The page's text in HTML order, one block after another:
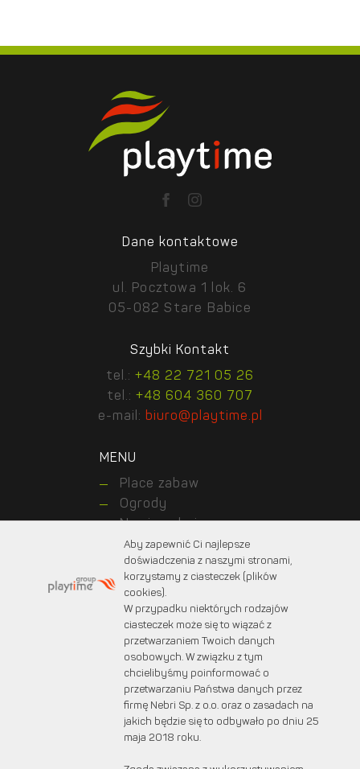
Dane kontaktowe
Playtime
ul. Pocztowa 1 lok. 6
05-082 Stare Babice
Szybki Kontakt
tel.: +48 22 721 05 26
tel.: +48 604 360 707
e-mail: biuro@playtime.pl
MENU
Place zabaw
Ogrody
Nawierzchnie
Realizations
Kontakt z nami
About us
For customers
For designers
© 2025 PLAYTIME. Wszystkie prawa zastrzeżone.
Projekt graficzny:
marcinprojekt.com
Created by:
Fabryka w chmurach
Aby zapewnić Ci najlepsze
doświadczenia z naszymi stronami,
korzystamy z ciasteczek (plików
cookies).
W przypadku niektórych rodzajów
ciasteczek może się to wiązać z
przetwarzaniem Twoich danych
osobowych. W związku z tym
chcielibyśmy poinformować o
przetwarzaniu Państwa danych przez
firmę Nebri Sp. z o.o. oraz o zasadach na
jakich będzie się to odbywało po dniu 25
maja 2018 roku.